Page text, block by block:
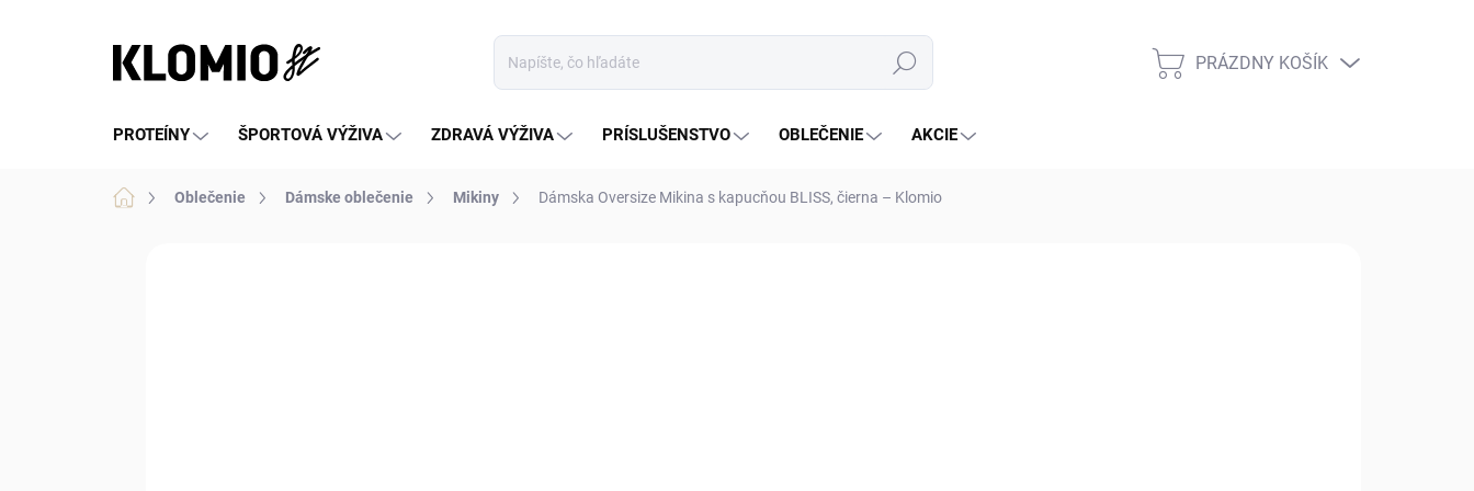
Hľadať
NÁKUPNÝ
PRÁZDNY KOŠÍK
PROTEÍNY ŠPORTOVÁ VÝŽIVA ZDRAVÁ VÝŽIVA PRÍSLUŠENSTVO OBLEČENIE AKCIE
DomovOblečenie Dámske oblečenie Mikiny Dámska Oversize Mikina s kapucňou BLISS, čierna – Klomio